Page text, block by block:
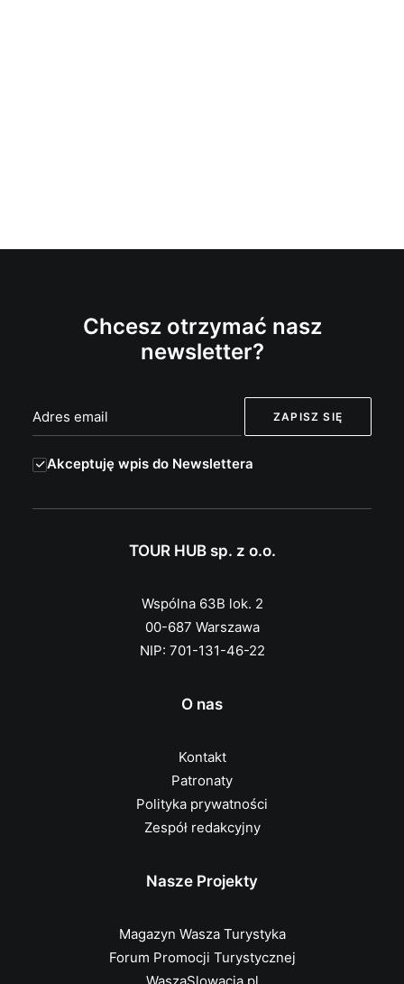
Chcesz otrzymać nasz
newsletter?
Akceptuję wpis do Newslettera
TOUR HUB sp. z o.o.
Wspólna 63B lok. 2
00-687 Warszawa
NIP: 701-131-46-22
O nas
Kontakt
Patronaty
Polityka prywatności
Zespół redakcyjny
Nasze Projekty
Magazyn Wasza Turystyka
Forum Promocji Turystycznej